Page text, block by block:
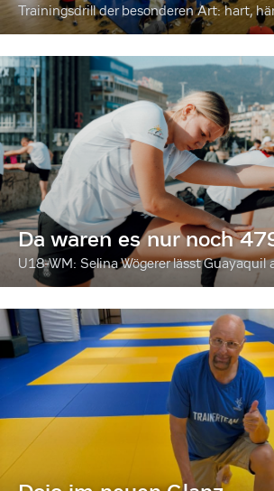
Trainingsdrill der besonderen Art: hart,
Da waren es nur noch
U18-WM: Selina Wögerer lässt Guayaquil